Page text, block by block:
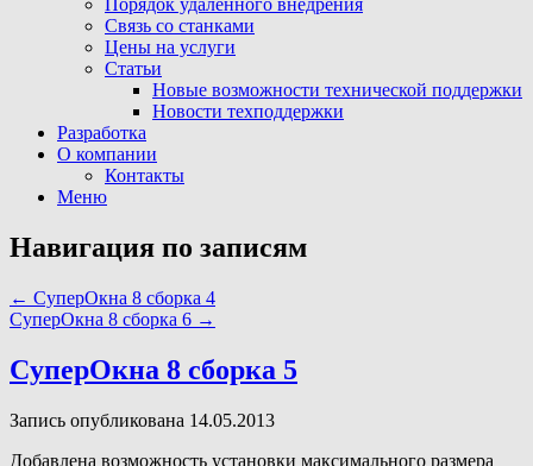
Порядок удаленного внедрения
Связь со станками
Цены на услуги
Статьи
Новые возможности технической поддержки
Новости техподдержки
Разработка
О компании
Контакты
Меню
Навигация по записям
← CуперОкна 8 cборка 4
CуперОкна 8 cборка 6 →
CуперОкна 8 cборка 5
Запись опубликована 14.05.2013
Добавлена возможность установки максимального размера